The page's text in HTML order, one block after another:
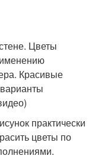
практически
цветы по